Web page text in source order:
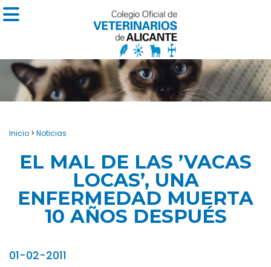
Inicio > Noticias
EL MAL DE LAS ’VACAS
LOCAS’, UNA
ENFERMEDAD MUERTA
10 AÑOS DESPUÉS
01-02-2011